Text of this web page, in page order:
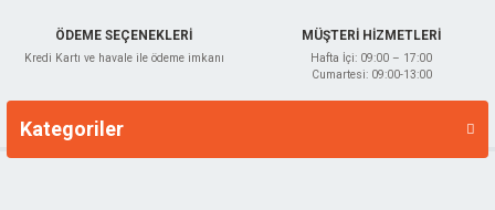
ÖDEME SEÇENEKLERİ
Kredi Kartı ve havale ile ödeme imkanı
MÜŞTERİ HİZMETLERİ
Hafta İçi: 09:00 – 17:00
Cumartesi: 09:00-13:00
Kategoriler
Markalar